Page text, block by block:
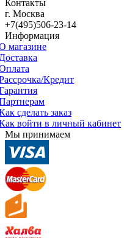
Контакты
г. Москва
+7(495)506-23-14
Информация
магазине
Кредит
сделать заказ
войти в личный кабинет
Мы принимаем